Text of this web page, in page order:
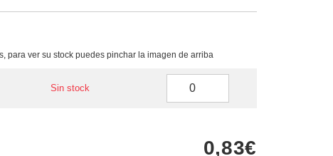
para ver su stock puedes pinchar la imagen de arriba
Sin stock
0,83€